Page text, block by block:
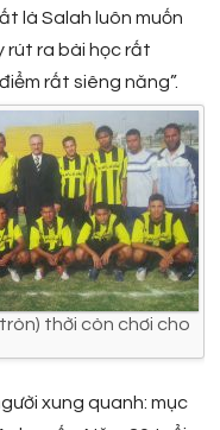
là Salah luôn muốn
rút ra bài học rất
rất siêng năng”.
thời còn chơi cho
xung quanh: mục